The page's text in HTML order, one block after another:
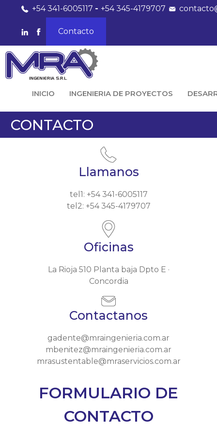
+54 341-6005117 -+54 345-4179707
Contacto
INICIO INGENIERIA DE PROYECTOS
CONTACTO
Llamanos
tel1: +54 341-6005117
tel2: +54 345-4179707
Oficinas
La Rioja 510 Planta baja Dpto E ·
Concordia
Contactanos
gadente@mraingenieria.com.ar
mbenitez@mraingenieria.com.ar
mrasustentable@mraservicios.com.ar
FORMULARIO DE
CONTACTO